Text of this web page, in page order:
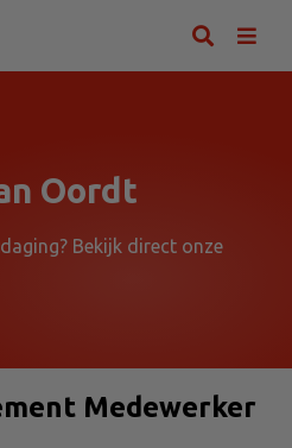
Oordt
Bekijk direct onze
Medewerker